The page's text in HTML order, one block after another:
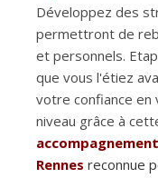
Développez des
permettront de
et personnels.
que vous l'étiez
votre confiance en
niveau grâce à
Rennes reconnue